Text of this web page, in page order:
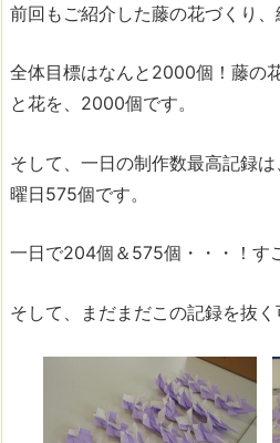
前回もご紹介した藤の花づくり、
全体目標はなんと2000個！藤の
と花を、2000個です。
そして、一日の制作数最高記録
曜日575個です。
一日で204個＆575個・・・！す
そして、まだまだこの記録を抜